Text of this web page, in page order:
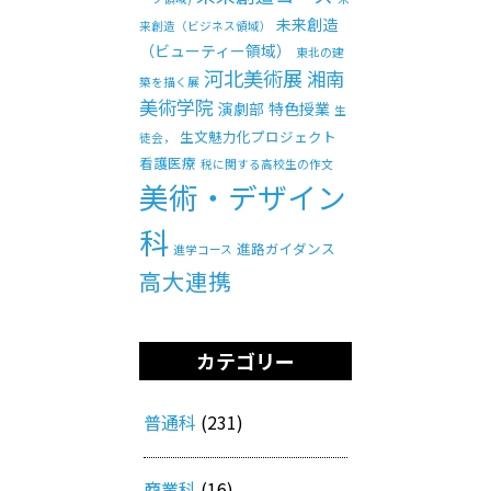
来創造（ビジネス領域）
未来創造
（ビューティー領域）
東北の建
築を描く展 河北美術展 湘南
美術学院 演劇部 特色授業 生
徒会，
生文魅力化プロジェクト
看護医療 税に関する高校生の作文
美術・デザイン
科 進学コース 進路ガイダンス
高大連携
カテゴリー
普通科 (231)